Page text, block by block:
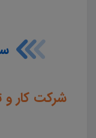
شرکت کار و